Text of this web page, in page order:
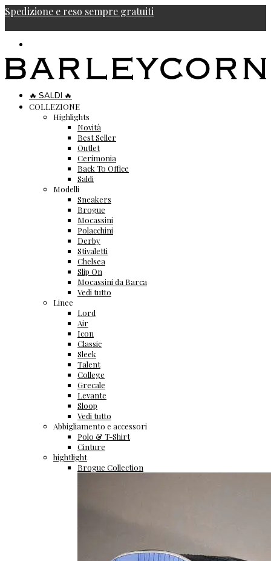
Spedizione e reso sempre gratuiti
🔥 SALDI 🔥
COLLEZIONE
Highlights
Novità
Best Seller
Outlet
Cerimonia
Back To Office
Saldi
Modelli
Sneakers
Brogue
Mocassini
Polacchini
Derby
Stivaletti
Chelsea
Slip On
Mocassini da Barca
Vedi tutto
Linee
Lord
Air
Icon
Classic
Sleek
Talent
College
Grecale
Levante
Sloop
Vedi tutto
Abbigliamento e accessori
Polo & T-Shirt
Cinture
hightlight
Brogue Collection